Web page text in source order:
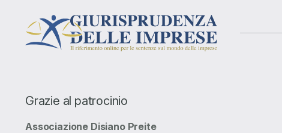
Grazie al patrocinio
Associazione Disiano Preite